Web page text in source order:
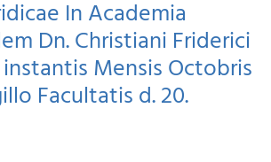
In Academia
Dn. Christiani Friderici
Mensis Octobris
Facultatis d. 20.